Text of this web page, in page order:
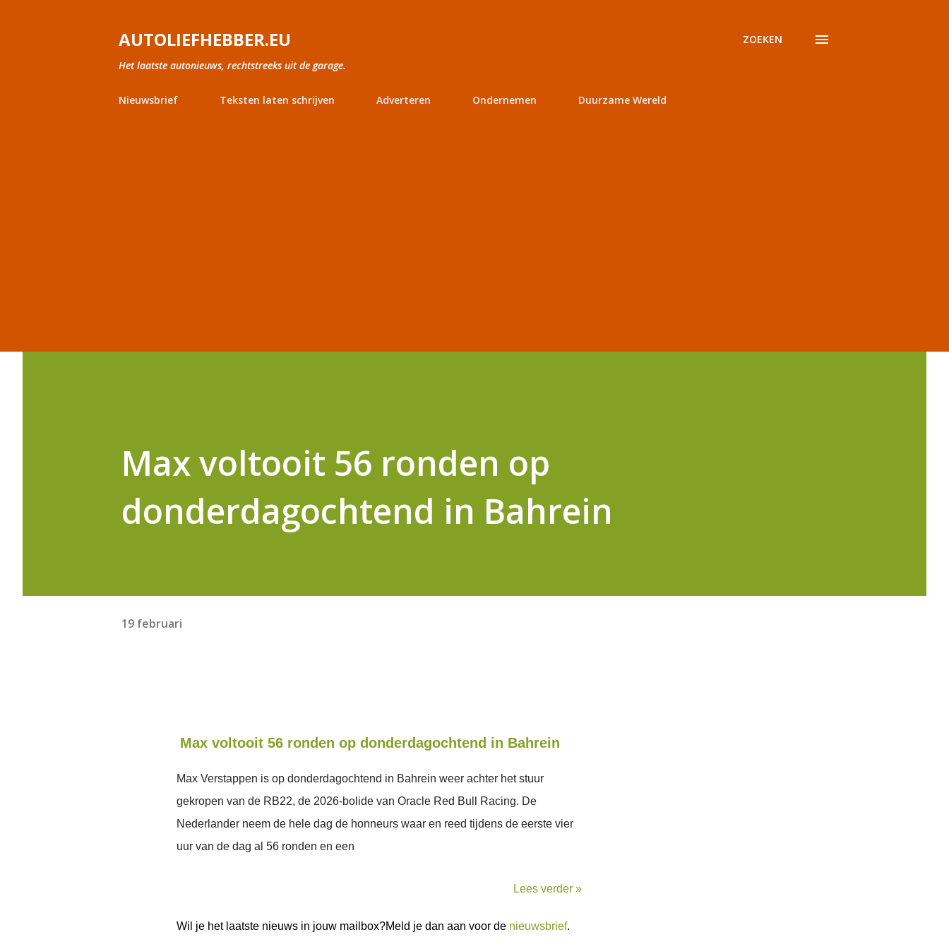
AUTOLIEFHEBBER.EU
Het laatste autonieuws, rechtstreeks uit de garage.
ZOEKEN
Nieuwsbrief Teksten laten schrijven Adverteren Ondernemen Duurzame Wereld
Max voltooit 56 ronden op
donderdagochtend in Bahrein
19 februari
Max voltooit 56 ronden op donderdagochtend in Bahrein
Max Verstappen is op donderdagochtend in Bahrein weer achter het stuur
gekropen van de RB22, de 2026-bolide van Oracle Red Bull Racing. De
Nederlander neem de hele dag de honneurs waar en reed tijdens de eerste vier
uur van de dag al 56 ronden en een
Lees verder »
Wil je het laatste nieuws in jouw mailbox?Meld je dan aan voor de nieuwsbrief.